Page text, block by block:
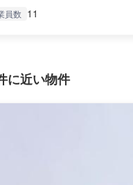
員数 11
に近い物件